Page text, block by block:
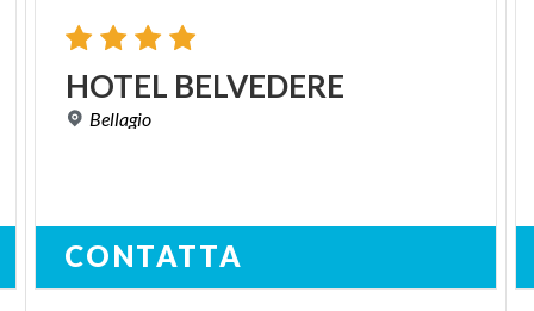
HOTEL BELVEDERE
Bellagio
CONTATTA